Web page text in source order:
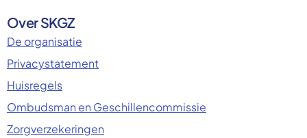
Over SKGZ
De organisatie
Privacystatement
Huisregels
Ombudsman en Geschillencommissie
Zorgverzekeringen